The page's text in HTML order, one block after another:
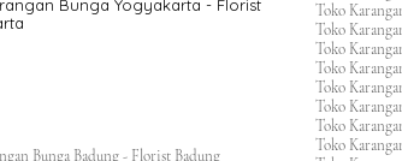
Bunga Yogyakarta - Florist
Bunga Badung - Florist Badung
Toko
Toko
Toko
Toko
Toko
Toko
Toko
Toko